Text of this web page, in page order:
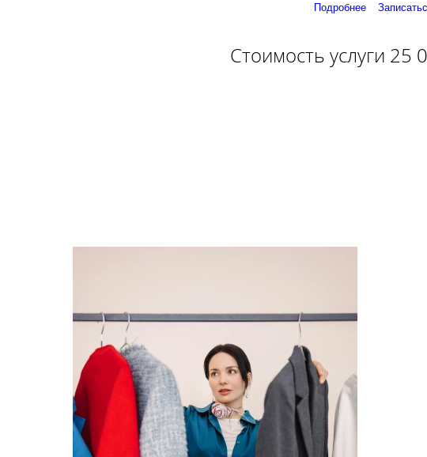
Подробнее
Стоимость услуги 25